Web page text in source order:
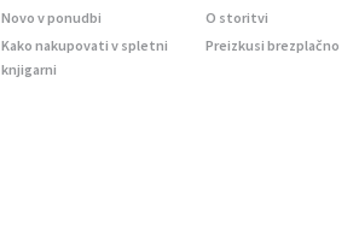
Novo v ponudbi
Kako nakupovati v spletni
knjigarni
O storitvi
Preizkusi brezplačno